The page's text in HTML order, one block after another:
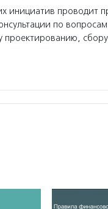
инициатив проводит
по
проектированию, сбору